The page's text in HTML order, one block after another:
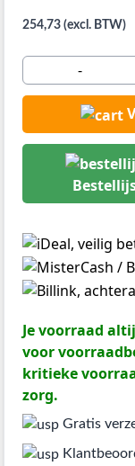
254,73 (excl. BTW)
-
Je voorraad
voor
kritieke
zorg.
Gratis